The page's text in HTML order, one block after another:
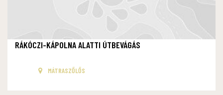
RÁKÓCZI-KÁPOLNA ALATTI ÚTBEVÁGÁS
MÁTRASZŐLŐS